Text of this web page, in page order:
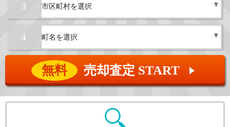
3
4
無料 売却査定 START ▲